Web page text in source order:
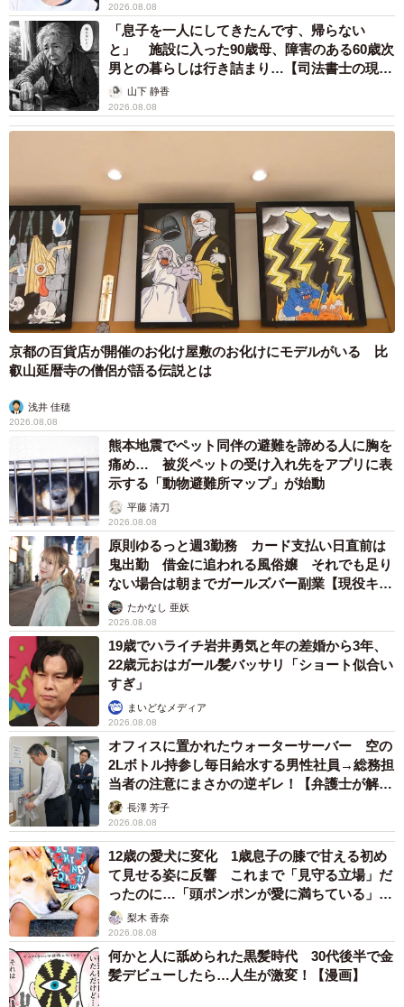
2026.08.08
「息子を一人にしてきたんです、帰らない
と」 施設に入った90歳母、障害のある60歳次
男との暮らしは行き詰まり…【司法書士の現場
から】山下 静香
2026.08.08
京都の百貨店が開催のお化け屋敷のお化けにモデルがいる 比
叡山延暦寺の僧侶が語る伝説とは
浅井 佳穂
2026.08.08
熊本地震でペット同伴の避難を諦める人に胸を
痛め… 被災ペットの受け入れ先をアプリに表
示する「動物避難所マップ」が始動
平藤 清刀
2026.08.08
原則ゆるっと週3勤務 カード支払い日直前は
鬼出勤 借金に追われる風俗嬢 それでも足り
ない場合は朝までガールズバー副業【現役キャ
ストに取材】
たかなし 亜妖
2026.08.08
19歳でハライチ岩井勇気と年の差婚から3年、
22歳元おはガール髪バッサリ「ショート似合い
すぎ」
まいどなメディア
2026.08.08
オフィスに置かれたウォーターサーバー 空の
2Lボトル持参し毎日給水する男性社員→総務担
当者の注意にまさかの逆ギレ！【弁護士が解
説】長澤 芳子
2026.08.08
12歳の愛犬に変化 1歳息子の膝で甘える初め
て見せる姿に反響 これまで「見守る立場」だ
ったのに…「頭ポンポンが愛に満ちている」
「尊…」
梨木 香奈
2026.08.08
何かと人に舐められた黒髪時代 30代後半で金
髪デビューしたら…人生が激変！【漫画】